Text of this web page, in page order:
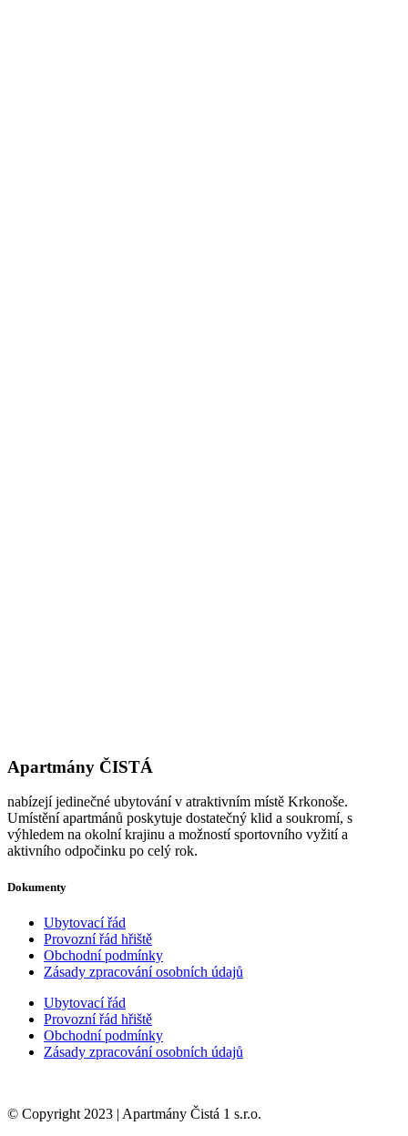
Apartmány ČISTÁ
nabízejí jedinečné ubytování v atraktivním místě Krkonoše.
Umístění apartmánů poskytuje dostatečný klid a soukromí, s
výhledem na okolní krajinu a možností sportovního vyžití a
aktivního odpočinku po celý rok.
Dokumenty
Ubytovací řád
Provozní řád hřiště
Obchodní podmínky
Zásady zpracování osobních údajů
Ubytovací řád
Provozní řád hřiště
Obchodní podmínky
Zásady zpracování osobních údajů
© Copyright 2023 | Apartmány Čistá 1 s.r.o.